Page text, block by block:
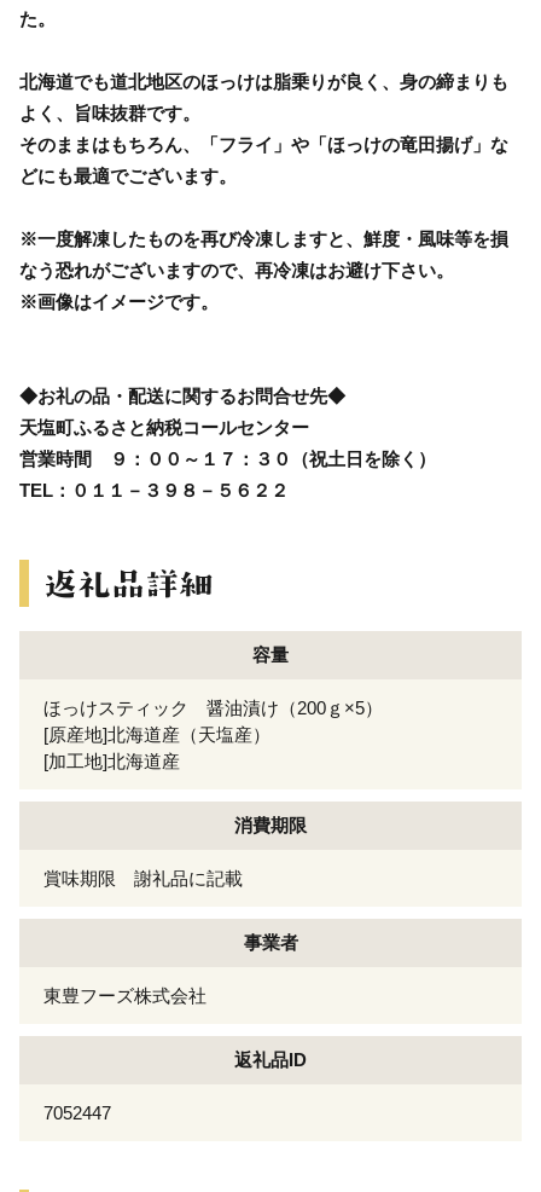
た。
北海道でも道北地区のほっけは脂乗りが良く、身の締まりも
よく、旨味抜群です。
そのままはもちろん、「フライ」や「ほっけの竜田揚げ」な
どにも最適でございます。
※一度解凍したものを再び冷凍しますと、鮮度・風味等を損
なう恐れがございますので、再冷凍はお避け下さい。
※画像はイメージです。
◆お礼の品・配送に関するお問合せ先◆
天塩町ふるさと納税コールセンター
営業時間 ９：００～１７：３０（祝土日を除く）
TEL：０１１－３９８－５６２２
容量
ほっけスティック 醤油漬け（200ｇ×5）
[原産地]北海道産（天塩産）
[加工地]北海道産
消費期限
賞味期限 謝礼品に記載
事業者
東豊フーズ株式会社
返礼品ID
7052447